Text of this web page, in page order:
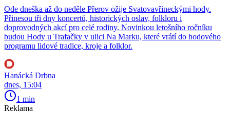
Ode dneška až do neděle Přerov ožije Svatovavřineckými hody.
Přinesou tři dny koncertů, historických oslav, folkloru i
doprovodných akcí pro celé rodiny. Novinkou letošního ročníku
budou Hody u Trafačky v ulici Na Marku, které vrátí do hodového
programu lidové tradice, kroje a folklor.
Hanácká Drbna
dnes, 15:04
1 min
Reklama